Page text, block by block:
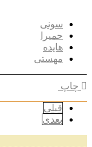
سونی
حمیرا
هایده
مهستی
چاپ
قبلی
بعدی